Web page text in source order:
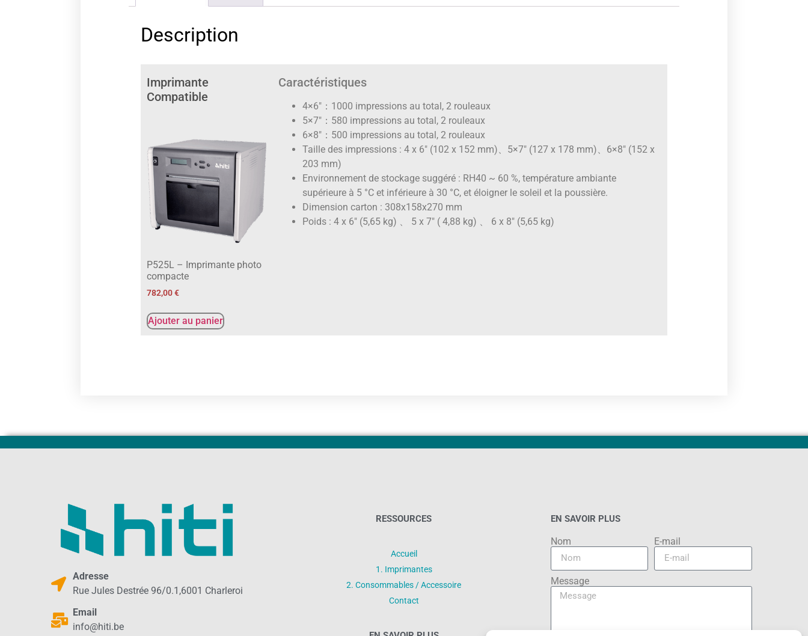
Description
Imprimante
Compatible
P525L – Imprimante photo
compacte
782,00€
Ajouter au panier
Caractéristiques
4×6″：1000 impressions au total, 2 rouleaux
5×7″：580 impressions au total, 2 rouleaux
6×8″：500 impressions au total, 2 rouleaux
Taille des impressions : 4 x 6″ (102 x 152 mm)、5×7″ (127 x 178 mm)、6×8″ (152 x
203 mm)
Environnement de stockage suggéré : RH40 ~ 60 %, température ambiante
supérieure à 5 °C et inférieure à 30 °C, et éloigner le soleil et la poussière.
Dimension carton : 308x158x270 mm
Poids : 4 x 6″ (5,65 kg) 、 5 x 7″ ( 4,88 kg) 、 6 x 8″ (5,65 kg)
Adresse
Rue Jules Destrée 96/0.1,6001 Charleroi
Email
info@hiti.be
RESSOURCES
Accueil
1. Imprimantes
2. Consommables / Accessoire
Contact
EN SAVOIR PLUS
Nom E-mail
Message